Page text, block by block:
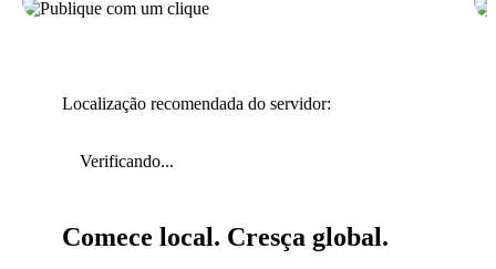
Localização recomendada do servidor:
Verificando...
Comece local. Cresça global.